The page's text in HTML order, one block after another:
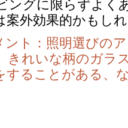
ングに限らずよく
案外効果的かもし
ント：照明選びの
きれいな柄のガラ
することがある、